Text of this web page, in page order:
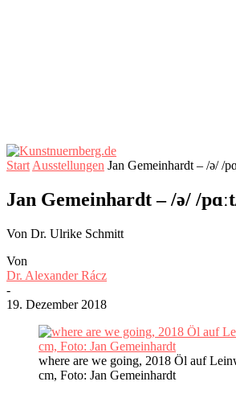
Start Ausstellungen Jan Gemeinhardt – /ə/ /
Jan Gemeinhardt – /ə/ /
Von Dr. Ulrike Schmitt
Von
Dr. Alexander Rácz
-
19. Dezember 2018
where are we going, 2018 Öl auf
cm, Foto: Jan Gemeinhardt